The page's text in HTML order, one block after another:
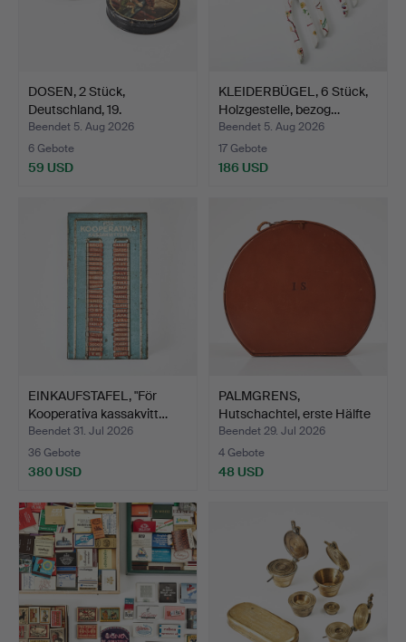
DOSEN, 2 Stück,
Deutschland, 19.
Jahrhunde…
Beendet 5. Aug 2026
6 Gebote
59 USD
KLEIDERBÜGEL, 6 Stück,
Holzgestelle, bezog…
Beendet 5. Aug 2026
17 Gebote
186 USD
EINKAUFSTAFEL, "För
Kooperativa kassakvitt…
Beendet 31. Jul 2026
36 Gebote
380 USD
PALMGRENS,
Hutschachtel, erste Hälfte
des …
Beendet 29. Jul 2026
4 Gebote
48 USD